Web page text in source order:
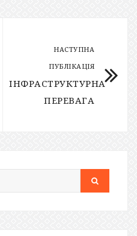
НАСТУПНА
ПУБЛІКАЦІЯ
ІНФРАСТРУКТУРНА
ПЕРЕВАГА